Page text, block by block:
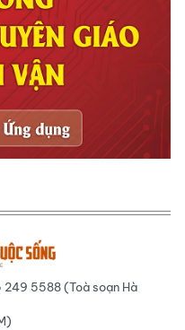
5588 (Toà soạn Hà